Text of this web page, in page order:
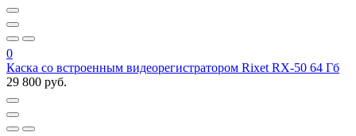
0
Каска со встроенным видеорегистратором Rixet RX-50 64 Гб
29 800 руб.